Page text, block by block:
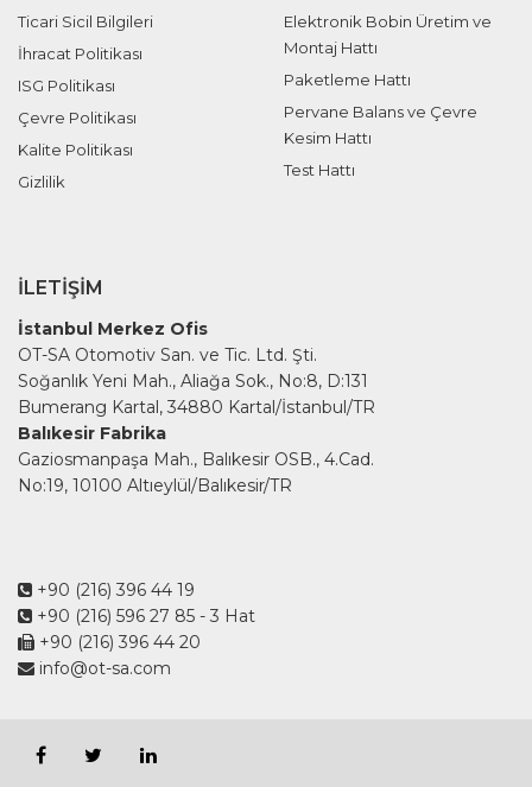
Ticari Sicil Bilgileri
İhracat Politikası
ISG Politikası
Çevre Politikası
Kalite Politikası
Gizlilik
Elektronik Bobin Üretim ve
Montaj Hattı
Paketleme Hattı
Pervane Balans ve Çevre
Kesim Hattı
Test Hattı
İLETIŞIM
İstanbul Merkez Ofis
OT-SA Otomotiv San. ve Tic. Ltd. Şti.
Soğanlık Yeni Mah., Aliağa Sok., No:8, D:131
Bumerang Kartal, 34880 Kartal/İstanbul/TR
Balıkesir Fabrika
Gaziosmanpaşa Mah., Balıkesir OSB., 4.Cad.
No:19, 10100 Altıeylül/Balıkesir/TR
+90 (216) 396 44 19
+90 (216) 596 27 85 - 3 Hat
+90 (216) 396 44 20
info@ot-sa.com